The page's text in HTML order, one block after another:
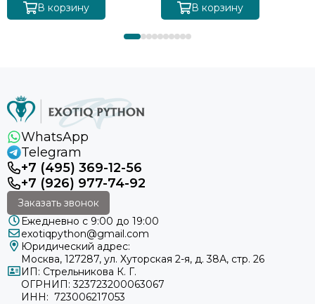
В корзину В корзину
WhatsApp
Telegram
+7 (495) 369-12-56
+7 (926) 977-74-92
Заказать звонок
Ежедневно с 9:00 до 19:00
exotiqpython@gmail.com
Юридический адрес:
Москва, 127287, ул. Хуторская 2-я, д. 38А, стр. 26
ИП: Стрельникова К. Г.
ОГРНИП: 323723200063067
ИНН: 723006217053